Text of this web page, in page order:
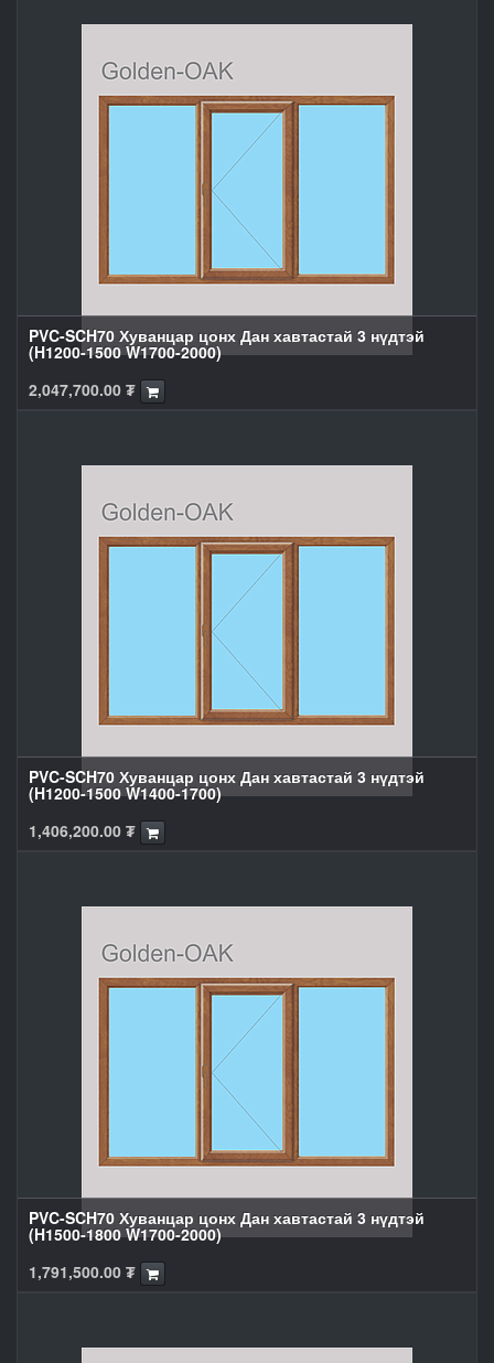
PVC-SCH70 Хуванцар цонх Дан хавтастай 3 нүдтэй
(H1200-1500 W1700-2000)
2,047,700.00 ₮
PVC-SCH70 Хуванцар цонх Дан хавтастай 3 нүдтэй
(H1200-1500 W1400-1700)
1,406,200.00 ₮
PVC-SCH70 Хуванцар цонх Дан хавтастай 3 нүдтэй
(H1500-1800 W1700-2000)
1,791,500.00 ₮